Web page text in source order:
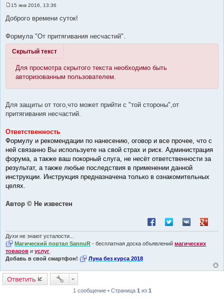
о
е
и
15 янв 2016, 13:36
Доброго времени суток!
Формула "От притягивания несчастий".
Скрытый текст
Для просмотра скрытого текста необходимо быть
авторизованным пользователем.
Для защиты от того,что может прийти с "той стороны",от
притягивания несчастий.
Ответственность
Формулу и рекомендации по нанесению, оговор и все прочее, что с
ней связанно Вы используете на свой страх и риск. Администрация
форума, а также ваш покорный слуга, не несёт ответственности за
результат, а также любые последствия в применении данной
инструкции. Инструкция предназначена только в ознакомительных
целях.
Автор © Не известен
Поделиться в Facebook
Поделиться в
Поделиться
Духи не знают усталости...
Магический портал SannuR - бесплатная доска объявлений магических
товаров и услуг
Добавь в свой смартфон!
Луна без курса 2018
Ответить
1 сообщение • Страница 1 из 1